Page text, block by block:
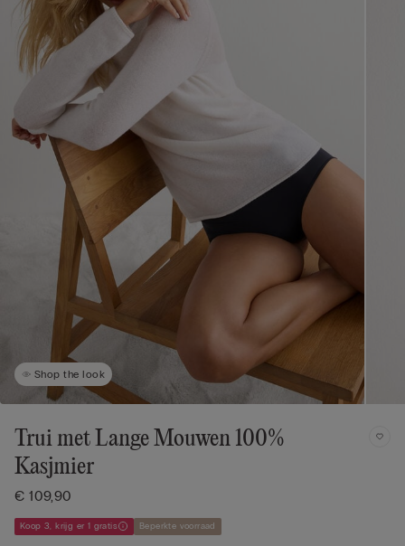
Shop the look
Trui met Lange Mouwen 100%
Kasjmier
€ 109,90
Koop 3, krijg er 1 gratis Beperkte voorraad